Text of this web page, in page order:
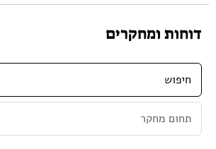
דוחות ומחקרים